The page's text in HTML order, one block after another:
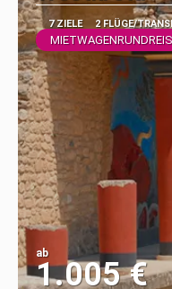
7 ZIELE 2 FLÜGE/
ab
1.005 €